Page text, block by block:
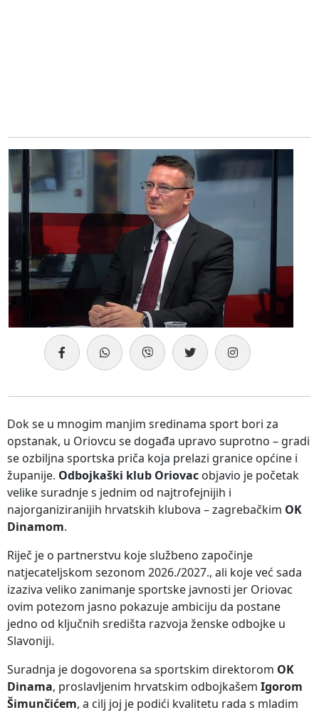
Dok se u mnogim manjim sredinama sport bori za
opstanak, u Oriovcu se događa upravo suprotno – gradi
se ozbiljna sportska priča koja prelazi granice općine i
županije. Odbojkaški klub Oriovac objavio je početak
velike suradnje s jednim od najtrofejnijih i
najorganiziranijih hrvatskih klubova – zagrebačkim OK
Dinamom.
Riječ je o partnerstvu koje službeno započinje
natjecateljskom sezonom 2026./2027., ali koje već sada
izaziva veliko zanimanje sportske javnosti jer Oriovac
ovim potezom jasno pokazuje ambiciju da postane
jedno od ključnih središta razvoja ženske odbojke u
Slavoniji.
Suradnja je dogovorena sa sportskim direktorom OK
Dinama, proslavljenim hrvatskim odbojkašem Igorom
Šimunčićem, a cilj joj je podići kvalitetu rada s mladim